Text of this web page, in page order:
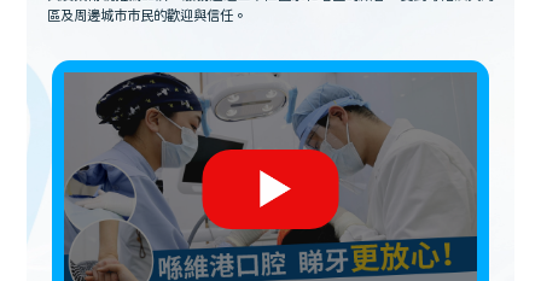
區及周邊城市市民的歡迎與信任。